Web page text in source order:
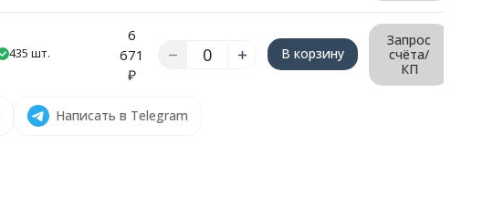
435 шт.
6
671
₽
В корзину
Запрос
счёта/
КП
Написать в Telegram